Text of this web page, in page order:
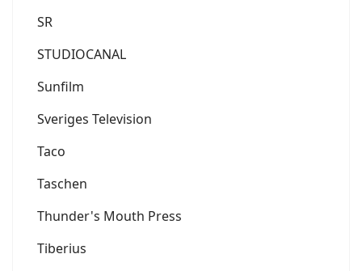
SR
STUDIOCANAL
Sunfilm
Sveriges Television
Taco
Taschen
Thunder's Mouth Press
Tiberius